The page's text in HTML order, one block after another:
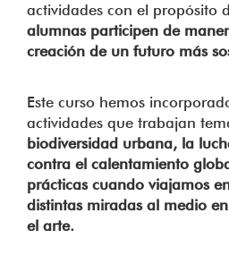
actividades con el propósito
alumnas participen de
creación de un futuro más
Este curso hemos
actividades que trabajan
biodiversidad urbana, la
contra el calentamiento
prácticas cuando viajamos
distintas miradas al medio
el arte.